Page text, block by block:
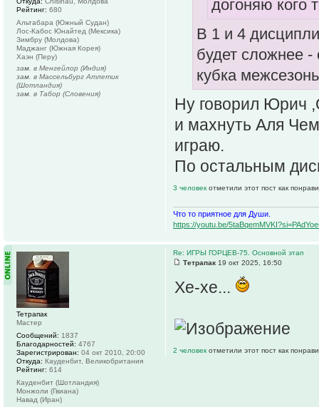
догоняю кого
В 1 и 4
будет сложнее -
кубка
Ну говорил Юрич
и махнуть Аля
играю.
По остальным
3 человек отметили этот пост как
Что то приятное для Души.
https://youtu.be/
Рейтинг: 680
Альтабара (Южный Судан)
Лос-Кабос Юнайтед (Мексика)
Зимбру (Молдова)
Маджанг (Южная Корея)
Хаэн (Перу)
зам. в Менгейлор (Индия)
зам. в Массельбург Атлетик
(Шотландия)
зам. в Табор (Словения)
Re: ИГРЫ ГОРЦЕВ-75. Основной этап
Тетрапак 19 окт 2025, 16:50
Хе-хе...
2 человек отметили этот пост как
Тетрапак
Мастер
Сообщений: 1837
Благодарностей: 4767
Зарегистрирован: 04 окт 2010, 20:00
Откуда: Кауденбит, Великобритания
Рейтинг: 614
Кауденбит (Шотландия)
Монжоли (Гвиана)
Навад (Иран)